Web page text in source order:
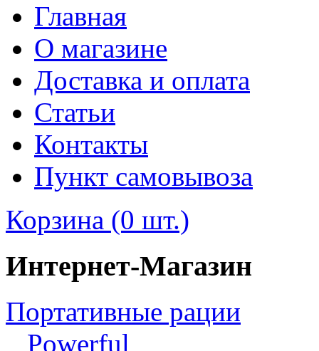
Главная
О магазине
Доставка и оплата
Статьи
Контакты
Пункт самовывоза
Корзина (0 шт.)
Интернет-Магазин
Портативные рации
Powerful